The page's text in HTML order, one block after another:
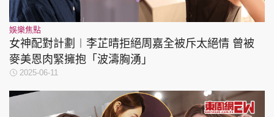
娛樂焦點
女神配對計劃︱李芷晴拒絕周嘉全被斥太絕情 曾被
麥美恩肉緊擁抱「波濤胸湧」
2025-06-11